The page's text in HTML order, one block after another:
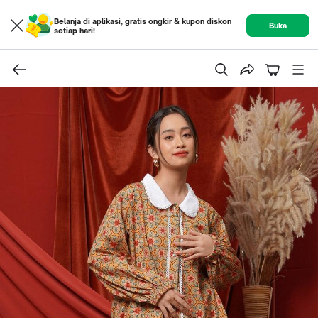
Belanja di aplikasi, gratis ongkir & kupon diskon
setiap hari!
Buka